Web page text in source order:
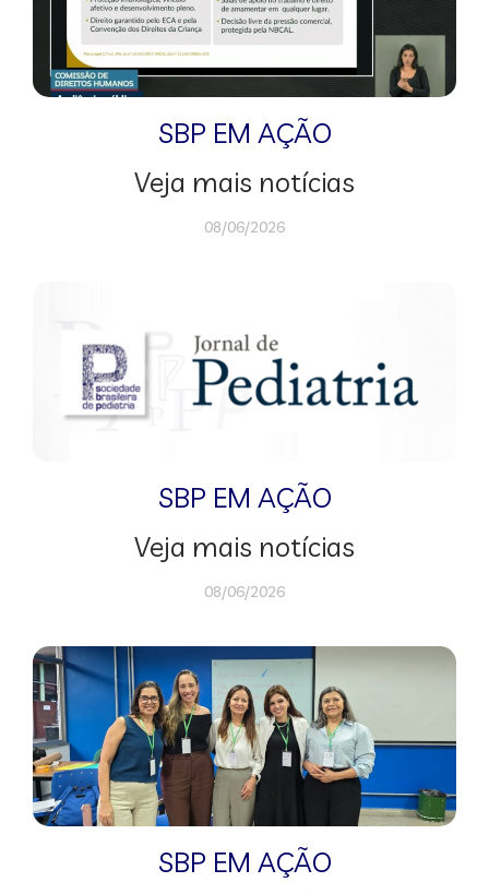
SBP EM AÇÃO
Veja mais notícias
08/06/2026
SBP EM AÇÃO
Veja mais notícias
08/06/2026
SBP EM AÇÃO